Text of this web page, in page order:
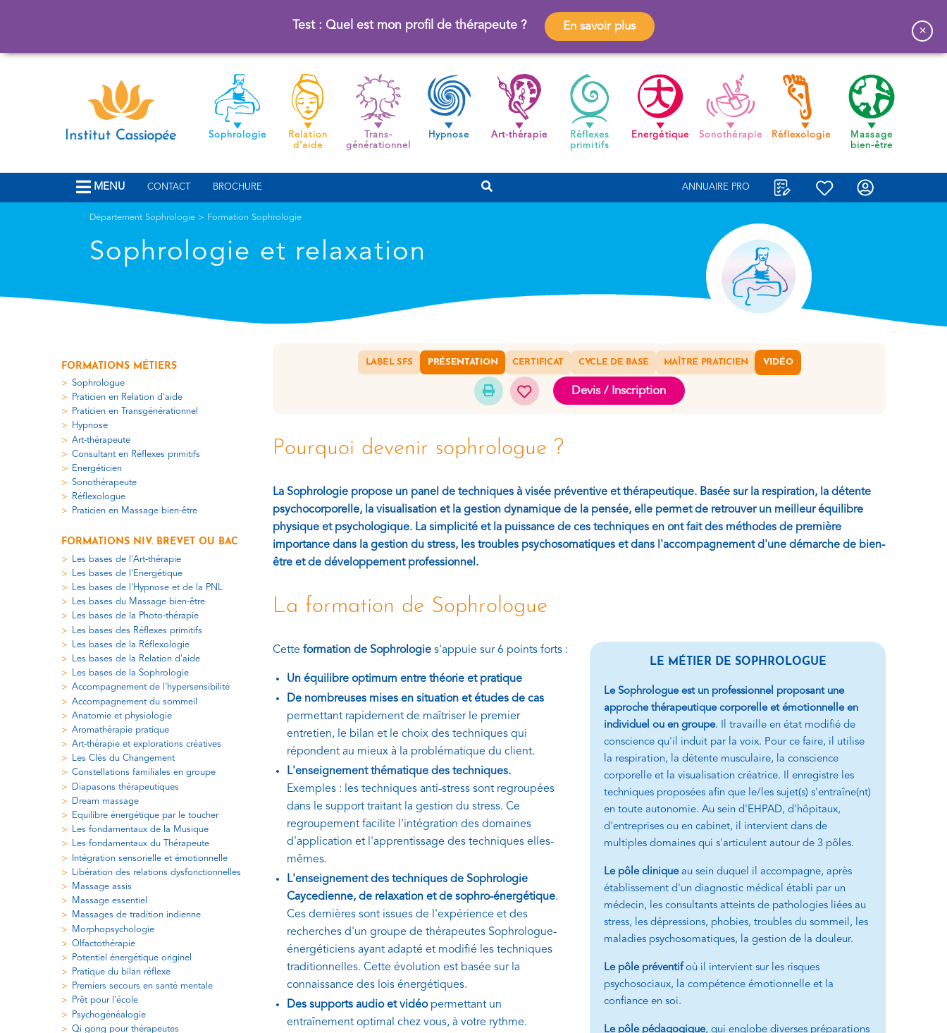
Test : Quel est mon profil de thérapeute ? En savoir plus ×
Sophrologie
Relation
d'aide
Trans-
générationnel
Hypnose Art-thérapie
Réflexes
primitifs
Energétique Sonothérapie Réflexologie
Massage
bien-être
MENU CONTACT BROCHURE ANNUAIRE PRO
Département Sophrologie > Formation Sophrologie
Sophrologie et relaxation
FORMATIONS MÉTIERS
Sophrologue
Praticien en Relation d'aide
Praticien en Transgénérationnel
Hypnose
Art-thérapeute
Consultant en Réflexes primitifs
Energéticien
Sonothérapeute
Réflexologue
Praticien en Massage bien-être
FORMATIONS NIV. BREVET OU BAC
Les bases de l'Art-thérapie
Les bases de l'Energétique
Les bases de l'Hypnose et de la PNL
Les bases du Massage bien-être
Les bases de la Photo-thérapie
Les bases des Réflexes primitifs
Les bases de la Réflexologie
Les bases de la Relation d'aide
Les bases de la Sophrologie
Accompagnement de l'hypersensibilité
Accompagnement du sommeil
Anatomie et physiologie
Aromathérapie pratique
Art-thérapie et explorations créatives
Les Clés du Changement
Constellations familiales en groupe
Diapasons thérapeutiques
Dream massage
Equilibre énergétique par le toucher
Les fondamentaux de la Musique
Les fondamentaux du Thérapeute
Intégration sensorielle et émotionnelle
Libération des relations dysfonctionnelles
Massage assis
Massage essentiel
Massages de tradition indienne
Morphopsychologie
Olfactothérapie
Potentiel énergétique originel
Pratique du bilan réflexe
Premiers secours en santé mentale
Prêt pour l'école
Psychogénéalogie
Qi gong pour thérapeutes
LABEL SFS PRÉSENTATION CERTIFICAT CYCLE DE BASE MAÎTRE PRATICIEN VIDÉO
Devis / Inscription
Pourquoi devenir sophrologue ?
La Sophrologie propose un panel de techniques à visée préventive et thérapeutique. Basée sur la respiration, la détente
psychocorporelle, la visualisation et la gestion dynamique de la pensée, elle permet de retrouver un meilleur équilibre
physique et psychologique. La simplicité et la puissance de ces techniques en ont fait des méthodes de première
importance dans la gestion du stress, les troubles psychosomatiques et dans l'accompagnement d'une démarche de bien-
être et de développement professionnel.
La formation de Sophrologue
Cette formation de Sophrologie s'appuie sur 6 points forts :
Un équilibre optimum entre théorie et pratique
De nombreuses mises en situation et études de cas
permettant rapidement de maîtriser le premier
entretien, le bilan et le choix des techniques qui
répondent au mieux à la problématique du client.
L'enseignement thématique des techniques.
Exemples : les techniques anti-stress sont regroupées
dans le support traitant la gestion du stress. Ce
regroupement facilite l'intégration des domaines
d'application et l'apprentissage des techniques elles-
mêmes.
L'enseignement des techniques de Sophrologie
Caycedienne, de relaxation et de sophro-énergétique.
Ces dernières sont issues de l'expérience et des
recherches d'un groupe de thérapeutes Sophrologue-
énergéticiens ayant adapté et modifié les techniques
traditionnelles. Cette évolution est basée sur la
connaissance des lois énergétiques.
Des supports audio et vidéopermettant un
entraînement optimal chez vous, à votre rythme.
LE MÉTIER DE SOPHROLOGUE
Le Sophrologue est un professionnel proposant une
approche thérapeutique corporelle et émotionnelle en
individuel ou en groupe. Il travaille en état modifié de
conscience qu'il induit par la voix. Pour ce faire, il utilise
la respiration, la détente musculaire, la conscience
corporelle et la visualisation créatrice. Il enregistre les
techniques proposées afin que le/les sujet(s) s'entraîne(nt)
en toute autonomie. Au sein d'EHPAD, d'hôpitaux,
d'entreprises ou en cabinet, il intervient dans de
multiples domaines qui s'articulent autour de 3 pôles.
Le pôle cliniqueau sein duquel il accompagne, après
établissement d'un diagnostic médical établi par un
médecin, les consultants atteints de pathologies liées au
stress, les dépressions, phobies, troubles du sommeil, les
maladies psychosomatiques, la gestion de la douleur.
Le pôle préventifoù il intervient sur les risques
psychosociaux, la compétence émotionnelle et la
confiance en soi.
Le pôle pédagogique, qui englobe diverses préparations